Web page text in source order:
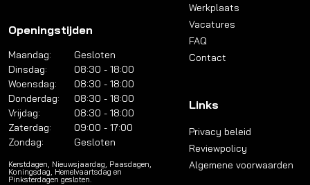
Openingstijden
Maandag:
Gesloten
Dinsdag:
08:30 - 18:00
Woensdag:
08:30 - 18:00
Donderdag:
08:30 - 18:00
Vrijdag:
08:30 - 18:00
Zaterdag:
09:00 - 17:00
Zondag:
Gesloten
Kerstdagen, Nieuwsjaardag, Paasdagen,
Koningsdag, Hemelvaartsdag en
Pinksterdagen gesloten.
Werkplaats
Vacatures
FAQ
Contact
Links
Privacy beleid
Reviewpolicy
Algemene voorwaarden